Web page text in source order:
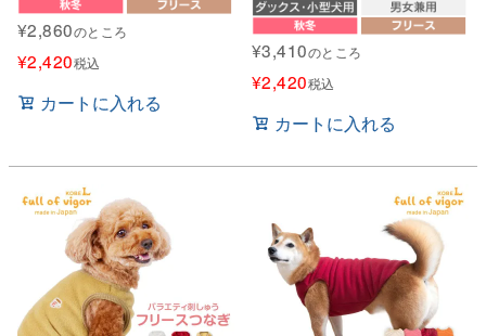
¥2,860のところ
¥2,420税込
カートに入れる
¥3,410のところ
¥2,420税込
カートに入れる